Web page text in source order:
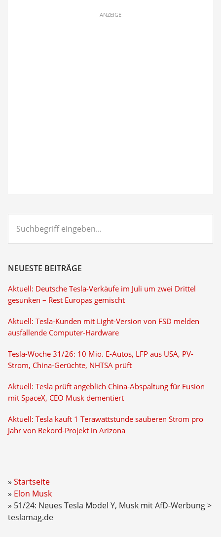
ANZEIGE
eingeben...
NEUESTE BEITRÄGE
Aktuell: Deutsche Tesla-Verkäufe im Juli um zwei Drittel
gesunken – Rest Europas gemischt
Aktuell: Tesla-Kunden mit Light-Version von FSD melden
ausfallende Computer-Hardware
Tesla-Woche 31/26: 10 Mio. E-Autos, LFP aus USA, PV-
Strom, China-Gerüchte, NHTSA prüft
Aktuell: Tesla prüft angeblich China-Abspaltung für Fusion
mit SpaceX, CEO Musk dementiert
Aktuell: Tesla kauft 1 Terawattstunde sauberen Strom pro
Jahr von Rekord-Projekt in Arizona
Startseite
Elon Musk
51/24: Neues Tesla Model Y, Musk mit AfD-Werbung >
teslamag.de